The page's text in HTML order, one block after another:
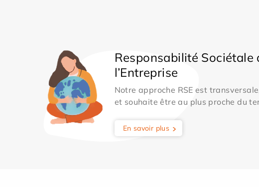
Responsabilité Sociétale
l’Entreprise
Notre approche RSE est
et souhaite être au plus proche du
En savoir plus